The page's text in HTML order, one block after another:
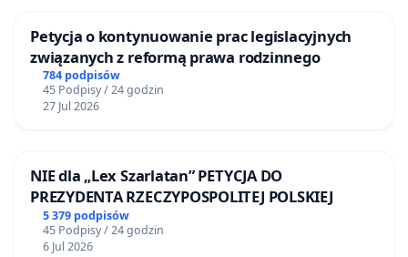
Petycja o kontynuowanie prac legislacyjnych
związanych z reformą prawa rodzinnego
784 podpisów
45 Podpisy / 24 godzin
27 Jul 2026
NIE dla „Lex Szarlatan” PETYCJA DO
PREZYDENTA RZECZYPOSPOLITEJ POLSKIEJ
5 379 podpisów
45 Podpisy / 24 godzin
6 Jul 2026